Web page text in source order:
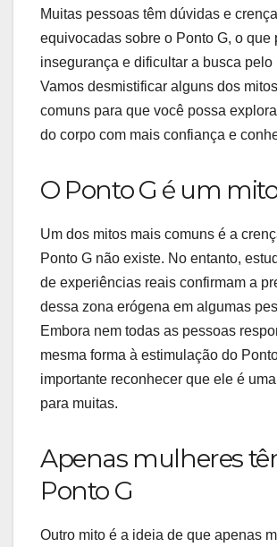
Muitas pessoas têm dúvidas e
equivocadas sobre o Ponto G, o que
insegurança e dificultar a busca pelo
Vamos desmistificar alguns dos
comuns para que você possa
do corpo com mais confiança e
O Ponto G é um
Um dos mitos mais comuns é a
Ponto G não existe. No entanto,
de experiências reais confirmam a
dessa zona erógena em algumas
Embora nem todas as pessoas
mesma forma à estimulação do
importante reconhecer que ele é
para muitas.
Apenas mulheres
Ponto G
Outro mito é a ideia de que apenas